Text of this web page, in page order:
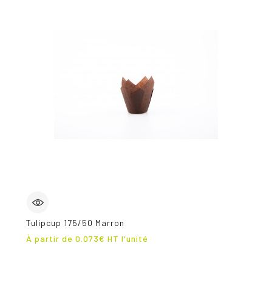
Tulipcup 175/50 Marron
À partir de 0.073€ HT l'unité